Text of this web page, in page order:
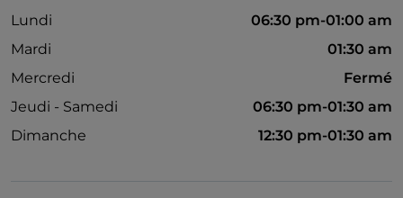
Lundi
06:30 pm-01:00 am
Mardi
01:30 am
Mercredi
Fermé
Jeudi - Samedi
06:30 pm-01:30 am
Dimanche
12:30 pm-01:30 am